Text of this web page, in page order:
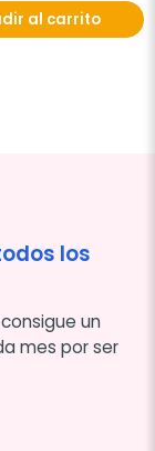
al carrito
los
un
mes por ser